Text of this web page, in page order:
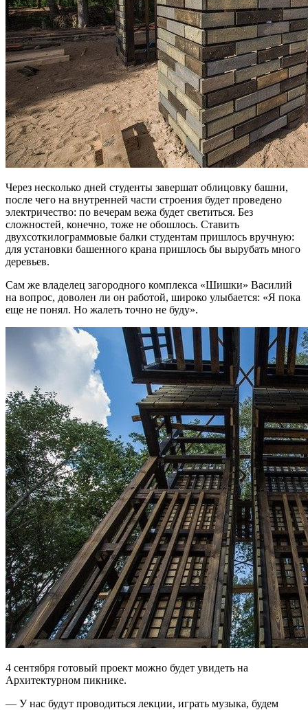
Через несколько дней студенты завершат облицовку башни,
после чего на внутренней части строения будет проведено
электричество: по вечерам вежа будет светиться. Без
сложностей, конечно, тоже не обошлось. Ставить
двухсоткилограммовые балки студентам пришлось вручную:
для установки башенного крана пришлось бы вырубать много
деревьев.
Сам же владелец загородного комплекса «Шишки» Василий
на вопрос, доволен ли он работой, широко улыбается: «Я пока
еще не понял. Но жалеть точно не буду».
4 сентября готовый проект можно будет увидеть на
Архитектурном пикнике.
— У нас будут проводиться лекции, играть музыка, будем